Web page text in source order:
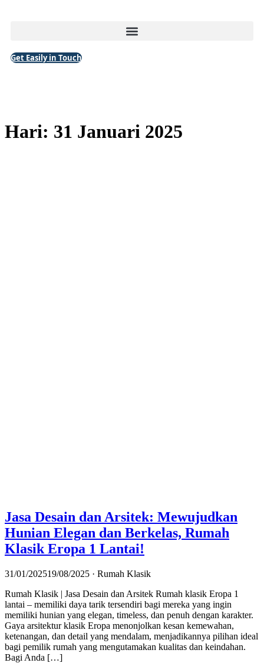
Get Easily in Touch
Hari: 31 Januari 2025
Jasa Desain dan Arsitek: Mewujudkan
Hunian Elegan dan Berkelas, Rumah
Klasik Eropa 1 Lantai!
31/01/202519/08/2025 · Rumah Klasik
Rumah Klasik | Jasa Desain dan Arsitek Rumah klasik Eropa 1
lantai – memiliki daya tarik tersendiri bagi mereka yang ingin
memiliki hunian yang elegan, timeless, dan penuh dengan karakter.
Gaya arsitektur klasik Eropa menonjolkan kesan kemewahan,
ketenangan, dan detail yang mendalam, menjadikannya pilihan ideal
bagi pemilik rumah yang mengutamakan kualitas dan keindahan.
Bagi Anda […]